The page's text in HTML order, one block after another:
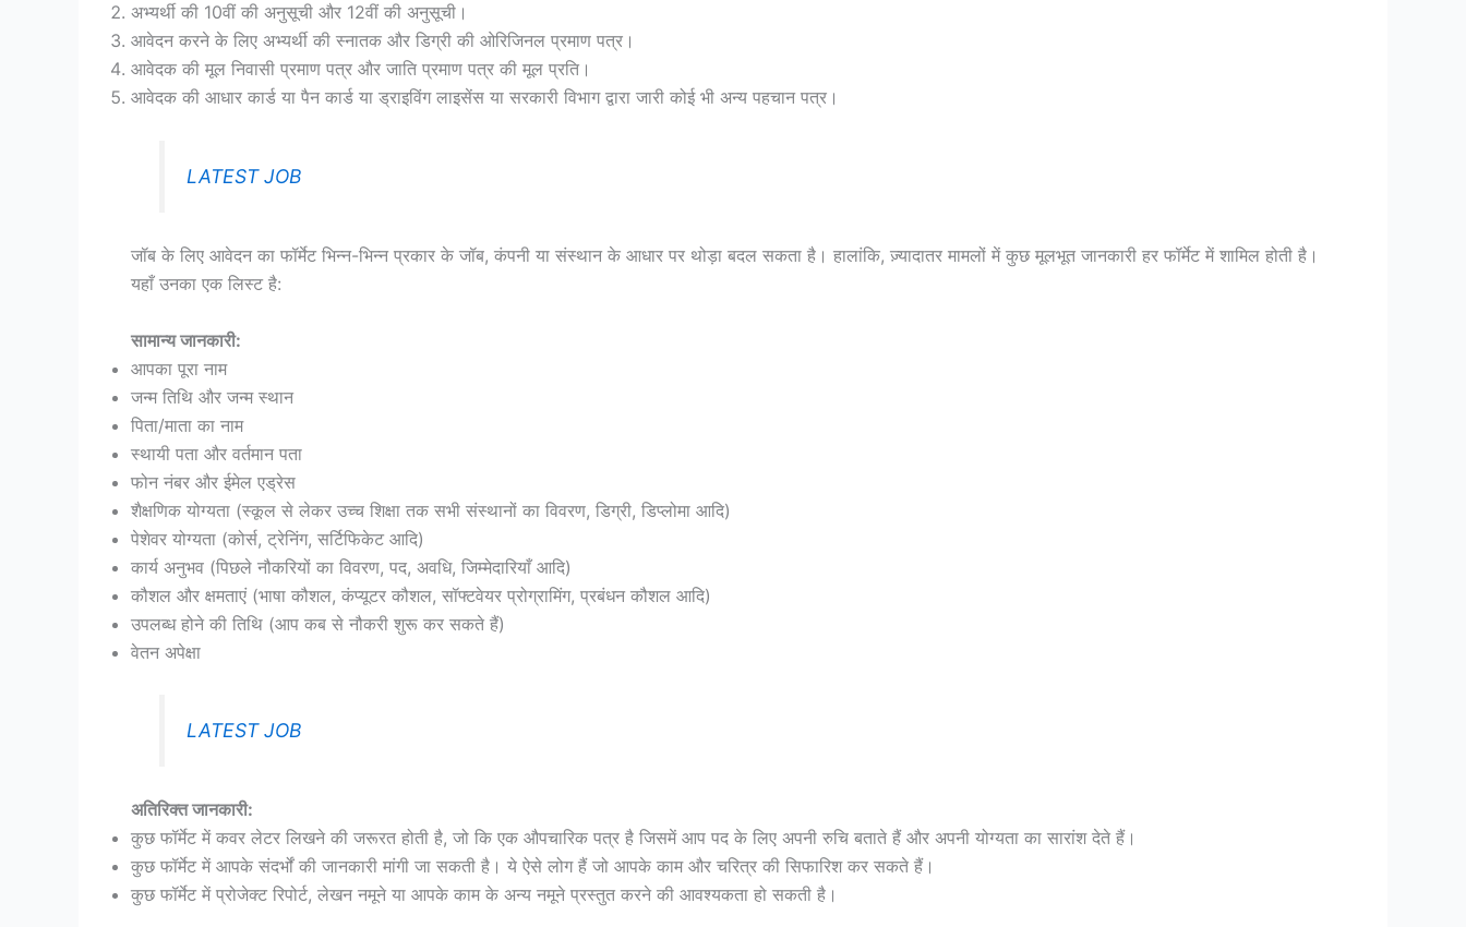
अभ्यर्थी की 10वीं की अनुसूची और 12वीं की अनुसूची।
आवेदन करने के लिए अभ्यर्थी की स्नातक और डिग्री की ओरिजिनल प्रमाण पत्र।
आवेदक की मूल निवासी प्रमाण पत्र और जाति प्रमाण पत्र की मूल प्रति।
आवेदक की आधार कार्ड या पैन कार्ड या ड्राइविंग लाइसेंस या सरकारी विभाग द्वारा जारी कोई भी अन्य पहचान पत्र।
LATEST JOB
जॉब के लिए आवेदन का फॉर्मेट भिन्न-भिन्न प्रकार के जॉब, कंपनी या संस्थान के आधार पर थोड़ा बदल सकता है। हालांकि, ज़्यादातर मामलों में कुछ मूलभूत जानकारी हर फॉर्मेट में शामिल होती है।
यहाँ उनका एक लिस्ट है:
सामान्य जानकारी:
आपका पूरा नाम
जन्म तिथि और जन्म स्थान
पिता/माता का नाम
स्थायी पता और वर्तमान पता
फोन नंबर और ईमेल एड्रेस
शैक्षणिक योग्यता (स्कूल से लेकर उच्च शिक्षा तक सभी संस्थानों का विवरण, डिग्री, डिप्लोमा आदि)
पेशेवर योग्यता (कोर्स, ट्रेनिंग, सर्टिफिकेट आदि)
कार्य अनुभव (पिछले नौकरियों का विवरण, पद, अवधि, जिम्मेदारियाँ आदि)
कौशल और क्षमताएं (भाषा कौशल, कंप्यूटर कौशल, सॉफ्टवेयर प्रोग्रामिंग, प्रबंधन कौशल आदि)
उपलब्ध होने की तिथि (आप कब से नौकरी शुरू कर सकते हैं)
वेतन अपेक्षा
LATEST JOB
अतिरिक्त जानकारी:
कुछ फॉर्मेट में कवर लेटर लिखने की जरूरत होती है, जो कि एक औपचारिक पत्र है जिसमें आप पद के लिए अपनी रुचि बताते हैं और अपनी योग्यता का सारांश देते हैं।
कुछ फॉर्मेट में आपके संदर्भों की जानकारी मांगी जा सकती है। ये ऐसे लोग हैं जो आपके काम और चरित्र की सिफारिश कर सकते हैं।
कुछ फॉर्मेट में प्रोजेक्ट रिपोर्ट, लेखन नमूने या आपके काम के अन्य नमूने प्रस्तुत करने की आवश्यकता हो सकती है।